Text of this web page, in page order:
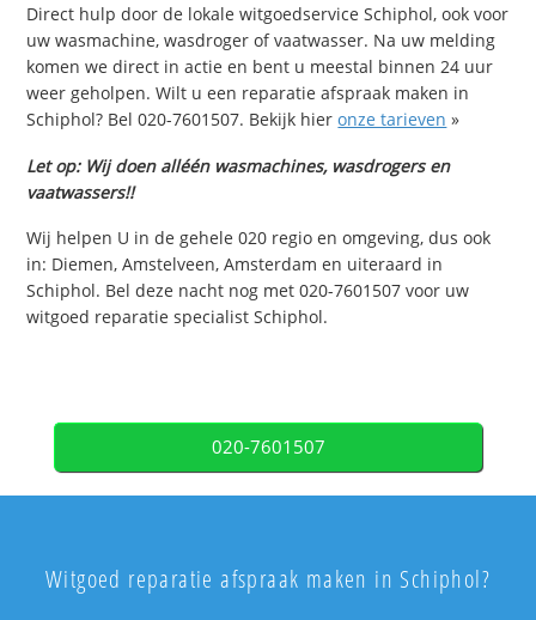
Direct hulp door de lokale witgoedservice Schiphol, ook voor
uw wasmachine, wasdroger of vaatwasser. Na uw melding
komen we direct in actie en bent u meestal binnen 24 uur
weer geholpen. Wilt u een reparatie afspraak maken in
Schiphol? Bel 020-7601507. Bekijk hieronze tarieven »
Let op: Wij doen alléén wasmachines, wasdrogers en
vaatwassers!!
Wij helpen U in de gehele 020 regio en omgeving, dus ook
in: Diemen, Amstelveen, Amsterdam en uiteraard in
Schiphol. Bel deze nacht nog met 020-7601507 voor uw
witgoed reparatie specialist Schiphol.
020-7601507
Witgoed reparatie afspraak maken in Schiphol?